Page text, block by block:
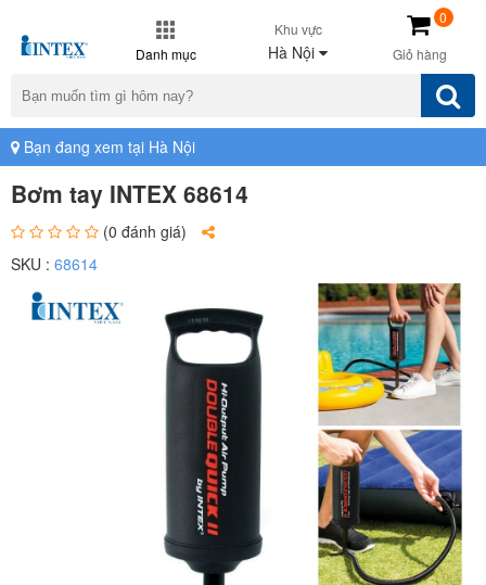
Danh mục
Khu vực
Hà Nội Giỏ hàng
0
Bạn đang xem tại Hà Nội
Bơm tay INTEX 68614
(0 đánh giá)
SKU : 68614